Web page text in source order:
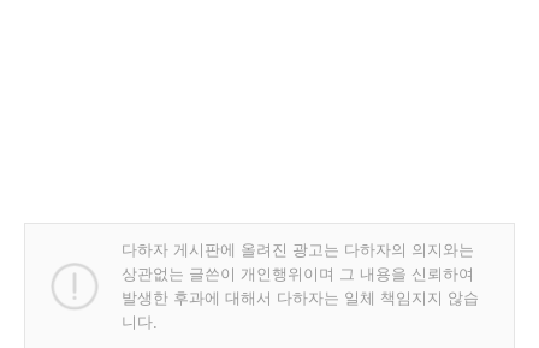
다하자 게시판에 올려진 광고는 다하자의 의지와는
상관없는 글쓴이 개인행위이며 그 내용을 신뢰하여
발생한 후과에 대해서 다하자는 일체 책임지지 않습
니다.